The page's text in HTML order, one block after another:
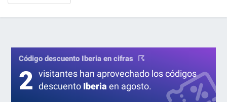
Código descuento Iberia en cifras
2 visitantes han aprovechado los códigos
descuento Iberia en agosto.